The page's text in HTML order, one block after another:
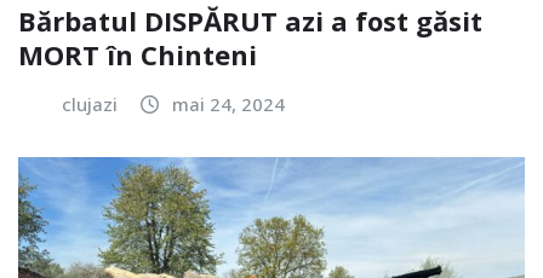
Bărbatul DISPĂRUT azi a fost găsit
MORT în Chinteni
clujazi mai 24, 2024